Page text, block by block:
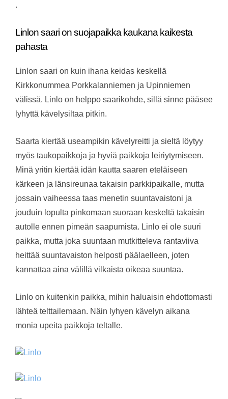
.
Linlon saari on suojapaikka kaukana kaikesta
pahasta
Linlon saari on kuin ihana keidas keskellä
Kirkkonummea Porkkalanniemen ja Upinniemen
välissä. Linlo on helppo saarikohde, sillä sinne pääsee
lyhyttä kävelysiltaa pitkin.
Saarta kiertää useampikin kävelyreitti ja sieltä löytyy
myös taukopaikkoja ja hyviä paikkoja leiriytymiseen.
Minä yritin kiertää idän kautta saaren eteläiseen
kärkeen ja länsireunaa takaisin parkkipaikalle, mutta
jossain vaiheessa taas menetin suuntavaistoni ja
jouduin lopulta pinkomaan suoraan keskeltä takaisin
autolle ennen pimeän saapumista. Linlo ei ole suuri
paikka, mutta joka suuntaan mutkitteleva rantaviiva
heittää suuntavaiston helposti päälaelleen, joten
kannattaa aina välillä vilkaista oikeaa suuntaa.
Linlo on kuitenkin paikka, mihin haluaisin ehdottomasti
lähteä telttailemaan. Näin lyhyen kävelyn aikana
monia upeita paikkoja teltalle.